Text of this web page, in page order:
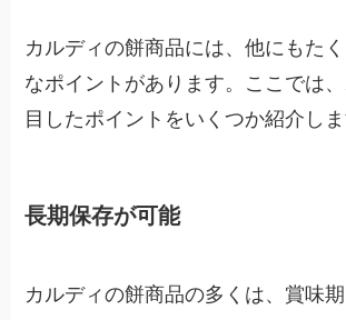
カルディの餅商品には、他にもた
なポイントがあります。ここでは
目したポイントをいくつか紹介しま
長期保存が可能
カルディの餅商品の多くは、賞味